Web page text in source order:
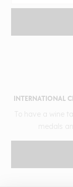
INTERNATIONAL